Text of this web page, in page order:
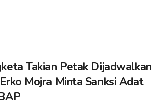
Takian Petak Dijadwalkan
Mojra Minta Sanksi Adat